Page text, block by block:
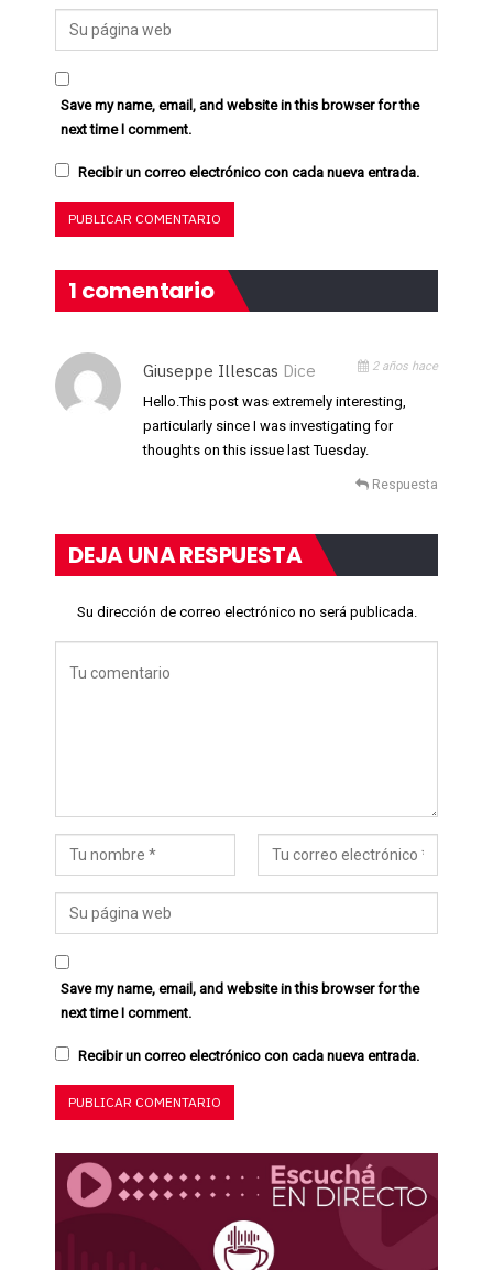
Save my name, email, and website in this browser for the
next time I comment.
Recibir un correo electrónico con cada nueva entrada.
1 comentario
Giuseppe Illescas Dice 2 años hace
Hello.This post was extremely interesting,
particularly since I was investigating for
thoughts on this issue last Tuesday.
Respuesta
DEJA UNA RESPUESTA
Su dirección de correo electrónico no será publicada.
Save my name, email, and website in this browser for the
next time I comment.
Recibir un correo electrónico con cada nueva entrada.